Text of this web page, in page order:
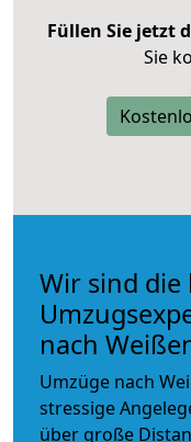
Füllen Sie jetzt
Sie
Wir sind die
nach
Umzüge nach
stressige
über große